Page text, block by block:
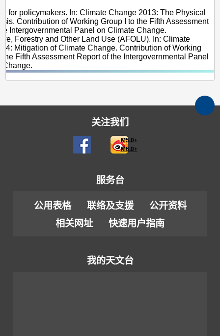
for policymakers. In: Climate Change 2013: The Physical
Contribution of Working Group I to the Fifth Assessment
Intergovernmental Panel on Climate Change.
Forestry and Other Land Use (AFOLU). In: Climate
Mitigation of Climate Change. Contribution of Working
the Fifth Assessment Report of the Intergovernmental Panel
Change.
关注我们
M5.0+
M6.0+
服务台
公用表格 联络及支援
公开资料
相关网址
快速用户指南
我的天文台